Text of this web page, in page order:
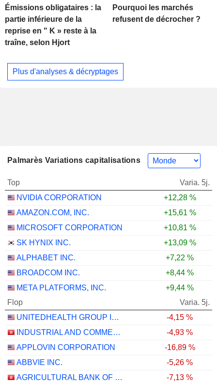
Émissions obligataires : la
partie inférieure de la
reprise en " K » reste à la
traîne, selon Hjort
Pourquoi les marchés
refusent de décrocher ?
Plus d'analyses & décryptages
Palmarès Variations capitalisations
Top
Varia. 5j.
NVIDIA CORPORATION
+12,28 %
AMAZON.COM, INC.
+15,61 %
MICROSOFT CORPORATION
+10,81 %
SK HYNIX INC.
+13,09 %
ALPHABET INC.
+7,22 %
BROADCOM INC.
+8,44 %
META PLATFORMS, INC.
+9,44 %
Flop
Varia. 5j.
UNITEDHEALTH GROUP INC.
-4,15 %
INDUSTRIAL AND COMMERCIAL BANK OF CHINA LIMITED
-4,93 %
APPLOVIN CORPORATION
-16,89 %
ABBVIE INC.
-5,26 %
AGRICULTURAL BANK OF CHINA LIMITED
-7,13 %